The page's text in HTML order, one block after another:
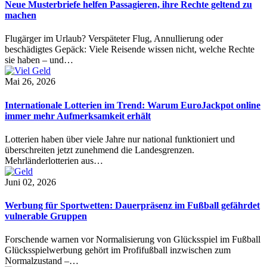
Neue Musterbriefe helfen Passagieren, ihre Rechte geltend zu
machen
Flugärger im Urlaub? Verspäteter Flug, Annullierung oder
beschädigtes Gepäck: Viele Reisende wissen nicht, welche Rechte
sie haben – und…
Mai 26, 2026
Internationale Lotterien im Trend: Warum EuroJackpot online
immer mehr Aufmerksamkeit erhält
Lotterien haben über viele Jahre nur national funktioniert und
überschreiten jetzt zunehmend die Landesgrenzen.
Mehrländerlotterien aus…
Juni 02, 2026
Werbung für Sportwetten: Dauerpräsenz im Fußball gefährdet
vulnerable Gruppen
Forschende warnen vor Normalisierung von Glücksspiel im Fußball
Glücksspielwerbung gehört im Profifußball inzwischen zum
Normalzustand –…